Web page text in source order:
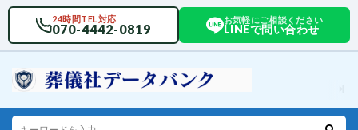
24時間TEL対応
070-4442-0819
お気軽にご相談ください
LINEで問い合わせ